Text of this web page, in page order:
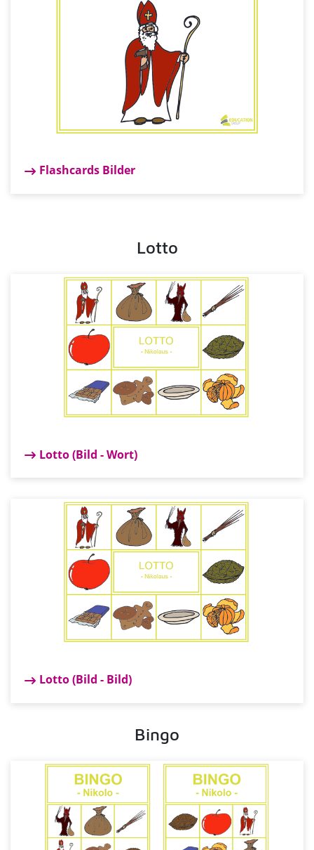
Flashcards Bilder
Lotto
Lotto (Bild - Wort)
Lotto (Bild - Bild)
Bingo